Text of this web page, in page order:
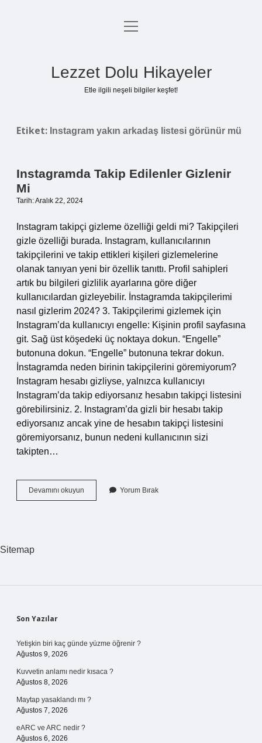
Anasayfa
menüyü
Lezzet Dolu Hikayeler
Etle ilgili neşeli bilgiler keşfet!
Etiket: Instagram yakın arkadaş listesi görünür mü
Instagramda Takip Edilenler Gizlenir
Mi
Tarih: Aralık 22, 2024
Instagram takipçi gizleme özelliği geldi mi? Takipçileri
gizle özelliği burada. Instagram, kullanıcılarının
takipçilerini ve takip ettikleri kişileri gizlemelerine
olanak tanıyan yeni bir özellik tanıttı. Profil sahipleri
artık bu bilgileri gizlilik ayarlarına göre diğer
kullanıcılardan gizleyebilir. İnstagramda takipçilerimi
nasıl gizlerim 2024? 3. Takipçilerimi gizlemek için
Instagram’da kullanıcıyı engelle: Kişinin profil sayfasına
git. Sağ üst köşedeki üç noktaya dokun. “Engelle”
butonuna dokun. “Engelle” butonuna tekrar dokun.
İnstagramda neden birinin takipçilerini göremiyorum?
Instagram hesabı gizliyse, yalnızca kullanıcıyı
Instagram’da takip ediyorsanız hesabın takipçi listesini
görebilirsiniz. 2. Instagram’da gizli bir hesabı takip
ediyorsanız ancak yine de hesabın takipçi listesini
göremiyorsanız, bunun nedeni kullanıcının sizi
takipten…
Devamını okuyun Instagramda
Takip
Yorum Bırak
Sitemap
Sidebar
Son Yazılar
Yetişkin biri kaç günde yüzme öğrenir ?
Ağustos 9, 2026
Kuvvetin anlamı nedir kısaca ?
Ağustos 8, 2026
Maytap yasaklandı mı ?
Ağustos 7, 2026
eARC ve ARC nedir ?
Ağustos 6, 2026